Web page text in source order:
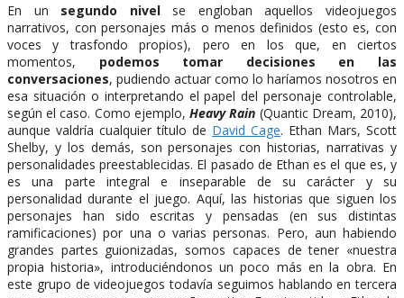
En un segundo nivelse engloban aquellos videojuegos
narrativos, con personajes más o menos definidos (esto es, con
voces y trasfondo propios), pero en los que, en ciertos
momentos, podemos tomar decisiones en las
conversaciones, pudiendo actuar como lo haríamos nosotros en
esa situación o interpretando el papel del personaje controlable,
según el caso. Como ejemplo,Heavy Rain (Quantic Dream, 2010),
aunque valdría cualquier título de David Cage. Ethan Mars, Scott
Shelby, y los demás, son personajes con historias, narrativas y
personalidades preestablecidas. El pasado de Ethan es el que es, y
es una parte integral e inseparable de su carácter y su
personalidad durante el juego. Aquí, las historias que siguen los
personajes han sido escritas y pensadas (en sus distintas
ramificaciones) por una o varias personas. Pero, aun habiendo
grandes partes guionizadas, somos capaces de tener «nuestra
propia historia», introduciéndonos un poco más en la obra. En
este grupo de videojuegos todavía seguimos hablando en tercera